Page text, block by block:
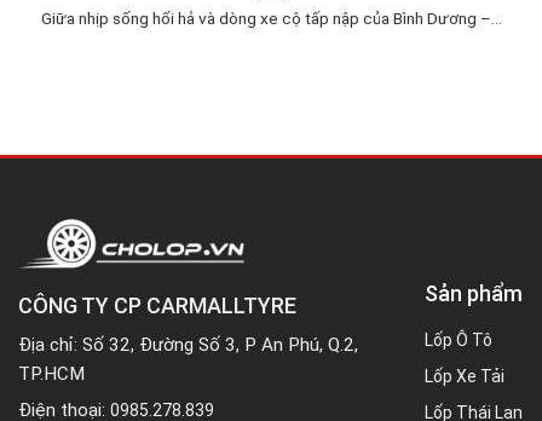
Giữa nhịp sống hối hả và dòng xe cộ tấp nập của Bình Dương –...
CÔNG TY CP CARMALLTYRE
Địa chỉ: Số 32, Đường Số 3, P An Phú, Q.2,
TP.HCM
Điện thoại: 0985.278.839
Sản phẩm
Lốp Ô Tô
Lốp Xe Tải
Lốp Thái Lan